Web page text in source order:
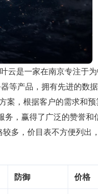
云是一家在南京专注于
等产品，拥有先进的数
案，根据客户的需求和
务，赢得了广泛的赞誉和
多，价目表不方便列出
防御 价格